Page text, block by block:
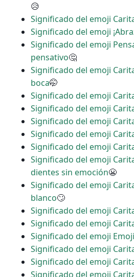
😥
Significado del emoji
Significado del emoji
Significado del emoji
pensativo🤔
Significado del emoji
boca🤭
Significado del emoji
Significado del emoji
Significado del emoji
Significado del emoji
Significado del emoji
Significado del emoji
dientes sin emoción😬
Significado del emoji
blanco🙄
Significado del emoji
Significado del emoji
Significado del emoji
Significado del emoji
Significado del emoji
Significado del emoji